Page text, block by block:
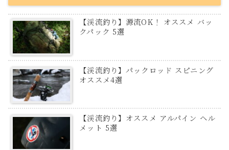
【渓流釣り】源流OK！ オススメ バッ
クパック 5選
【渓流釣り】パックロッド スピニング
オススメ4選
【渓流釣り】オススメ アルパイン ヘル
メット 5選